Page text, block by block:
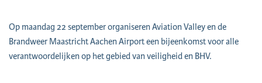
Op maandag 22 september organiseren Aviation Valley en de
Brandweer Maastricht Aachen Airport een bijeenkomst voor alle
verantwoordelijken op het gebied van veiligheid en BHV.